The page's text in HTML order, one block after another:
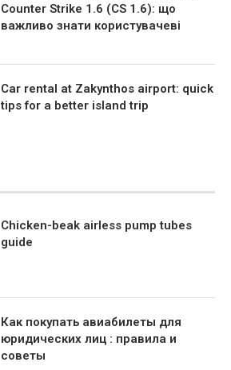
Counter Strike 1.6 (CS 1.6): що
важливо знати користувачеві
Car rental at Zakynthos airport: quick
tips for a better island trip
Chicken-beak airless pump tubes
guide
Как покупать авиабилеты для
юридических лиц : правила и
советы